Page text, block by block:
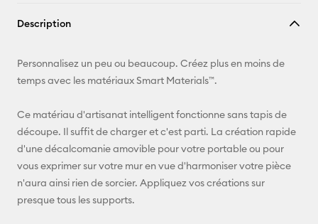
E-mail
Facebook
Description
Personnalisez un peu ou beaucoup. Créez plus en moins de
temps avec les matériaux Smart Materials™.
Ce matériau d'artisanat intelligent fonctionne sans tapis de
découpe. Il suffit de charger et c'est parti. La création rapide
d'une décalcomanie amovible pour votre portable ou pour
vous exprimer sur votre mur en vue d'harmoniser votre pièce
n'aura ainsi rien de sorcier. Appliquez vos créations sur
presque tous les supports.